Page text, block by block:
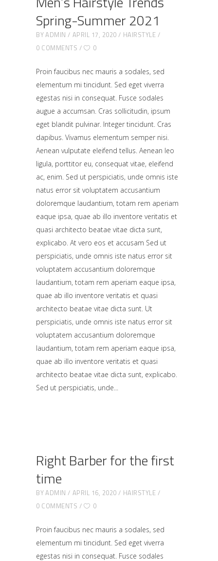
Spring-Summer 2021
BYADMIN APRIL 17, 2020
HAIRSTYLE
0 COMMENTS
0
Proin faucibus nec mauris a sodales, sed
elementum mi tincidunt. Sed eget viverra
egestas nisi in consequat. Fusce sodales
augue a accumsan. Cras sollicitudin, ipsum
eget blandit pulvinar. Integer tincidunt. Cras
dapibus. Vivamus elementum semper nisi.
Aenean vulputate eleifend tellus. Aenean leo
ligula, porttitor eu, consequat vitae, eleifend
ac, enim. Sed ut perspiciatis, unde omnis iste
natus error sit voluptatem accusantium
doloremque laudantium, totam rem aperiam
eaque ipsa, quae ab illo inventore veritatis et
quasi architecto beatae vitae dicta sunt,
explicabo. At vero eos et accusam Sed ut
perspiciatis, unde omnis iste natus error sit
voluptatem accusantium doloremque
laudantium, totam rem aperiam eaque ipsa,
quae ab illo inventore veritatis et quasi
architecto beatae vitae dicta sunt. Ut
perspiciatis, unde omnis iste natus error sit
voluptatem accusantium doloremque
laudantium, totam rem aperiam eaque ipsa,
quae ab illo inventore veritatis et quasi
architecto beatae vitae dicta sunt, explicabo.
Sed ut perspiciatis, unde
Right Barber for the first
time
BYADMIN APRIL 16, 2020
HAIRSTYLE
0 COMMENTS
0
Proin faucibus nec mauris a sodales, sed
elementum mi tincidunt. Sed eget viverra
egestas nisi in consequat. Fusce sodales